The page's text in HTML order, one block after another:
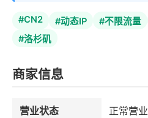
#CN2 #动态IP #不限流量
#洛杉矶
商家信息
营业状态
正常营业